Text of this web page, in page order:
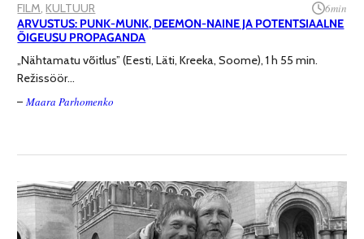
FILM, KULTUUR 6min
ARVUSTUS: PUNK-MUNK, DEEMON-NAINE JA POTENTSIAALNE
ÕIGEUSU PROPAGANDA
„Nähtamatu võitlus” (Eesti, Läti, Kreeka, Soome), 1 h 55 min.
Režissöör…
– Maara Parhomenko